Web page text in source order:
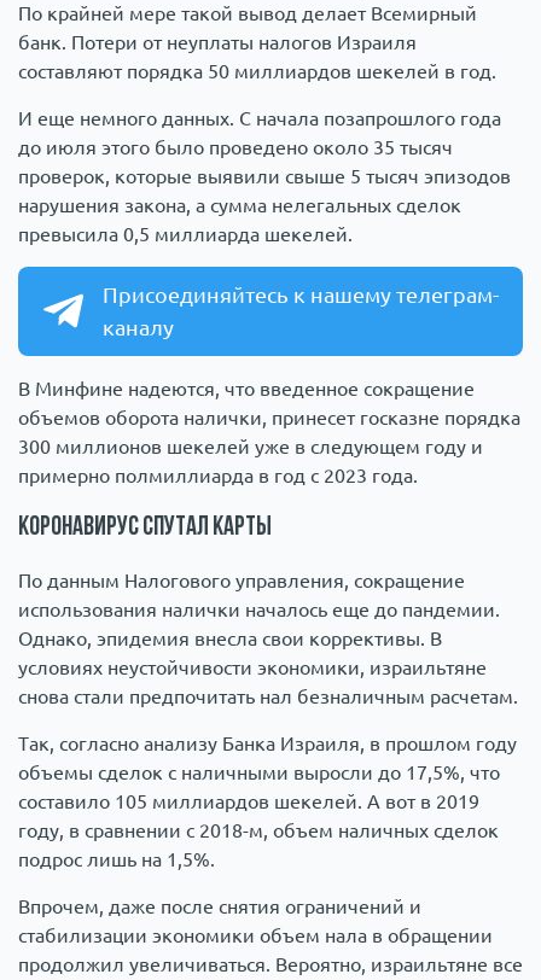
По крайней мере такой вывод делает Всемирный
банк. Потери от неуплаты налогов Израиля
составляют порядка 50 миллиардов шекелей в год.
И еще немного данных. С начала позапрошлого года
до июля этого было проведено около 35 тысяч
проверок, которые выявили свыше 5 тысяч эпизодов
нарушения закона, а сумма нелегальных сделок
превысила 0,5 миллиарда шекелей.
Присоединяйтесь к нашему телеграм-
каналу
В Минфине надеются, что введенное сокращение
объемов оборота налички, принесет госказне порядка
300 миллионов шекелей уже в следующем году и
примерно полмиллиарда в год с 2023 года.
Коронавирус спутал карты
По данным Налогового управления, сокращение
использования налички началось еще до пандемии.
Однако, эпидемия внесла свои коррективы. В
условиях неустойчивости экономики, израильтяне
снова стали предпочитать нал безналичным расчетам.
Так, согласно анализу Банка Израиля, в прошлом году
объемы сделок с наличными выросли до 17,5%, что
составило 105 миллиардов шекелей. А вот в 2019
году, в сравнении с 2018-м, объем наличных сделок
подрос лишь на 1,5%.
Впрочем, даже после снятия ограничений и
стабилизации экономики объем нала в обращении
продолжил увеличиваться. Вероятно, израильтяне все